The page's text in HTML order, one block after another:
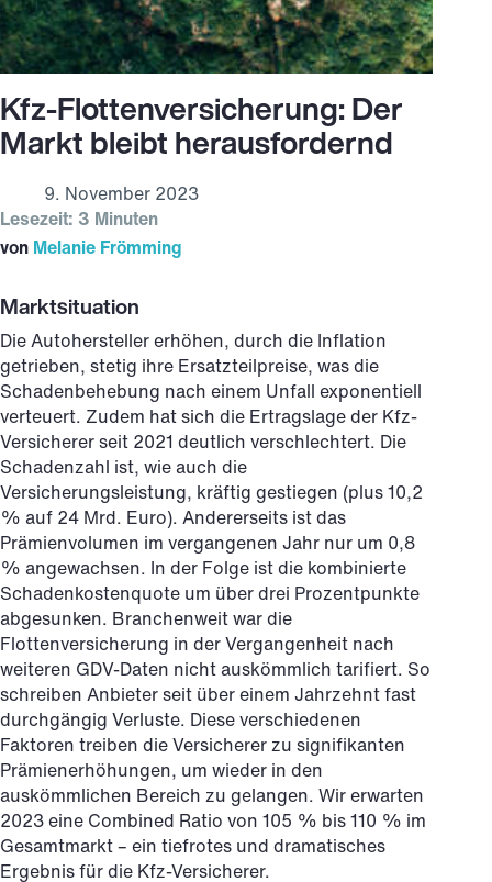
Kfz-Flottenversicherung: Der
Markt bleibt herausfordernd
9. November 2023
Lesezeit: 3 Minuten
von Melanie Frömming
Marktsituation
Die Autohersteller erhöhen, durch die Inflation
getrieben, stetig ihre Ersatzteilpreise, was die
Schadenbehebung nach einem Unfall exponentiell
verteuert. Zudem hat sich die Ertragslage der Kfz-
Versicherer seit 2021 deutlich verschlechtert. Die
Schadenzahl ist, wie auch die
Versicherungsleistung, kräftig gestiegen (plus 10,2
% auf 24 Mrd. Euro). Andererseits ist das
Prämienvolumen im vergangenen Jahr nur um 0,8
% angewachsen. In der Folge ist die kombinierte
Schadenkostenquote um über drei Prozentpunkte
abgesunken. Branchenweit war die
Flottenversicherung in der Vergangenheit nach
weiteren GDV-Daten nicht auskömmlich tarifiert. So
schreiben Anbieter seit über einem Jahrzehnt fast
durchgängig Verluste. Diese verschiedenen
Faktoren treiben die Versicherer zu signifikanten
Prämienerhöhungen, um wieder in den
auskömmlichen Bereich zu gelangen. Wir erwarten
2023 eine Combined Ratio von 105 % bis 110 % im
Gesamtmarkt – ein tiefrotes und dramatisches
Ergebnis für die Kfz-Versicherer.